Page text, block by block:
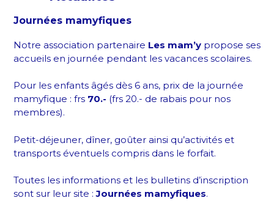
Journées mamyfiques
Notre association partenaire Les mam’y propose ses
accueils en journée pendant les vacances scolaires.
Pour les enfants âgés dès 6 ans, prix de la journée
mamyfique : frs 70.- (frs 20.- de rabais pour nos
membres).
Petit-déjeuner, dîner, goûter ainsi qu’activités et
transports éventuels compris dans le forfait.
Toutes les informations et les bulletins d’inscription
sont sur leur site :Journées mamyfiques.